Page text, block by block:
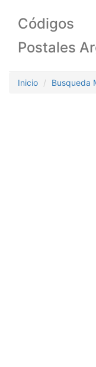
Códigos
Postales
Inicio Busqueda